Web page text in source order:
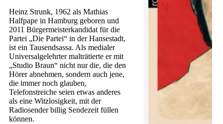
Heinz Strunk, 1962 als Mathias
Halfpape in Hamburg geboren und
2011 Bürgermeisterkandidat für die
Partei „Die Partei“ in der Hansestadt,
ist ein Tausendsassa. Als medialer
Universalgelehrter malträtierte er mit
„Studio Braun“ nicht nur die, die den
Hörer abnehmen, sondern auch jene,
die immer noch glauben,
Telefonstreiche seien etwas anderes
als eine Witzlosigkeit, mit der
Radiosender billig Sendezeit füllen
können.